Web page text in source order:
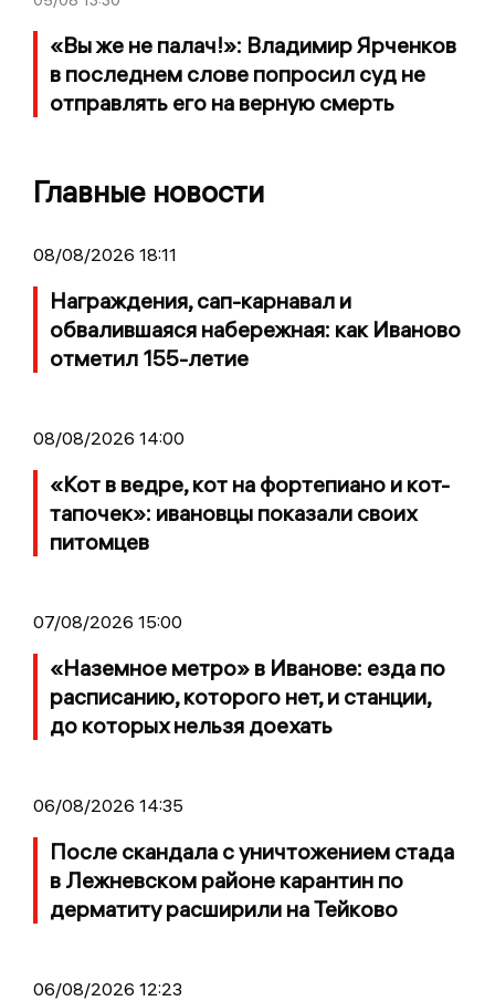
«Вы же не палач!»: Владимир Ярченков
в последнем слове попросил суд не
отправлять его на верную смерть
Главные новости
08/08/2026 18:11
Награждения, сап-карнавал и
обвалившаяся набережная: как Иваново
отметил 155-летие
08/08/2026 14:00
«Кот в ведре, кот на фортепиано и кот-
тапочек»: ивановцы показали своих
питомцев
07/08/2026 15:00
«Наземное метро» в Иванове: езда по
расписанию, которого нет, и станции,
до которых нельзя доехать
06/08/2026 14:35
После скандала с уничтожением стада
в Лежневском районе карантин по
дерматиту расширили на Тейково
06/08/2026 12:23